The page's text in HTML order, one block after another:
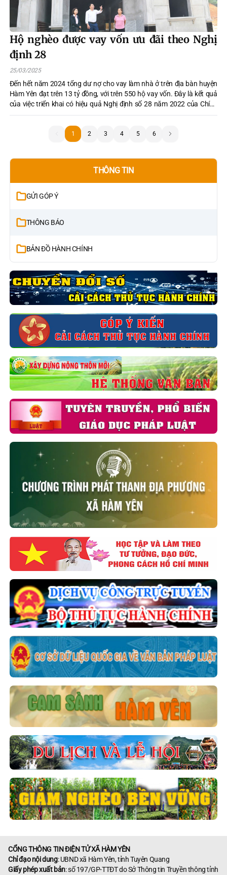
Hộ nghèo được vay vốn ưu đãi theo Nghị
định 28
25/03/2025
Đến hết năm 2024 tổng dư nợ cho vay làm nhà ở trên địa bàn huyện
Hàm Yên đạt trên 13 tỷ đồng, với trên 550 hộ vay vốn. Đây là kết quả
của việc triển khai có hiệu quả Nghị định số 28 năm 2022 của Chính
phủ về chính sách tín dụng ưu đãi trong Chương trình mục tiêu Quốc
gia phát triển kinh tế xã hội vùng đông bào dân tộc thiểu số và miền
núi, giai đoạn 2021- 2030.
11 2 3 4 5 6
THÔNG TIN
GỬI GÓP Ý
THÔNG BÁO
BẢN ĐỒ HÀNH CHÍNH
CỔNG THÔNG TIN ĐIỆN TỬ XÃ HÀM YÊN
Chỉ đạo nội dung: UBND xã Hàm Yên, tỉnh Tuyên Quang
Giấy phép xuất bản: số 197/GP-TTĐT do Sở Thông tin Truyền thông tỉnh